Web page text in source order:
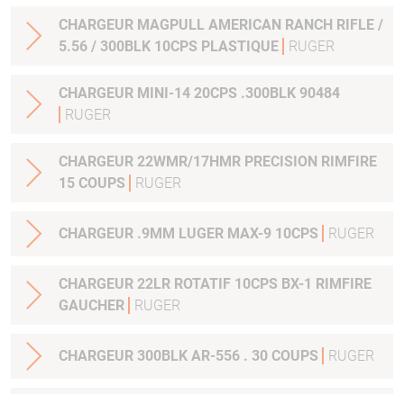
CHARGEUR MAGPULL AMERICAN RANCH RIFLE /
5.56 / 300BLK 10CPS PLASTIQUE
RUGER
CHARGEUR MINI-14 20CPS .300BLK 90484
RUGER
CHARGEUR 22WMR/17HMR PRECISION RIMFIRE
15 COUPS
RUGER
CHARGEUR .9MM LUGER MAX-9 10CPS RUGER
CHARGEUR 22LR ROTATIF 10CPS BX-1 RIMFIRE
GAUCHER
RUGER
CHARGEUR 300BLK AR-556 . 30 COUPS RUGER